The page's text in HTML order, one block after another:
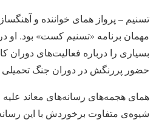
تسنیم – پرواز همای خواننده و
مهمان برنامه «تسنیم کست» بود.
بسیاری را درباره فعالیت‌های دوران
حضور پررنگش در دوران جنگ تحمیلی
همای هجمه‌های رسانه‌های معاند
شیوه‌ی متفاوت برخوردش با این